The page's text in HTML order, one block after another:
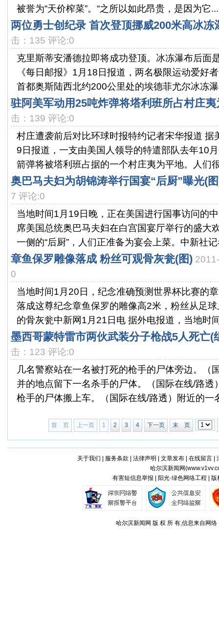
被誉为“天价榨菜”。“之所以如此昂贵，是因为它...
两位勇士创纪录 首次登顶挪威200米高冰冻
击：135 评论:0
克里斯蒂安潘德拉即将成功登顶。冰冻瀑布后面
《每日邮报》1月18日报道，两名极限运动爱好
首都奥斯陆西北约200公里处的埃德菲尤尔冰冻
驻阿美军动用25吨炸弹将塔利班所占村庄夷
击：139 评论:0
村庄遭袭前后对比环球时报特约记者宋华报道 据
9日报道，一支由美国人领导的特遣部队去年10
箭弹将被塔利班占据的一个村庄夷为平地。人们
奥巴马夫妇为胡锦涛举行国宴“后厨”曝光(
7 评论:0
当地时间1月19日晚，正在美国进行国事访问的
席美国总统奥巴马夫妇在白宫国宴厅举行的盛大
一侧的“后厨”，人们正准备为宴会上菜。中新社
章鱼保罗雕像落成 粉丝可观骨灰瓮(图)
0
当地时间1月20日，纪念准确预测世界杯比赛的
落成这尊纪念章鱼保罗的雕像高2米，粉丝从足
的骨灰瓮中新网1月21日电 据外电报道，当地时
墨西哥蒙特雷市两伙武装分子枪战5人死亡(
击：123 评论:0
几名警察站在一名被打死的枪手的尸体旁边。（
并的地点留下一名杀手的尸体。（国际在线/路透
枪手的尸体搬上车。（国际在线/路透）附近的一
首 页 上一页 1 2 3 4 下一页 末 页
关于我们 服务条款 法律声明 文章发布| 在线留言|
哈尔滨新闻网(
有害短信息举报 | 阳光·绿色网络工程 |
哈尔滨新闻网 版 权 所 有,信息来自网